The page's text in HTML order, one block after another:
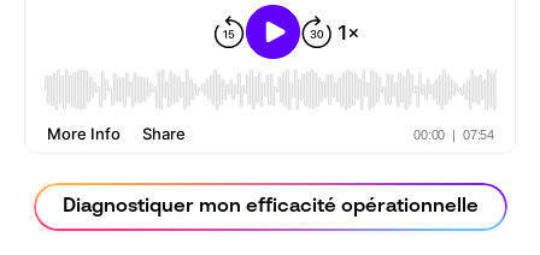
Diagnostiquer mon efficacité opérationnelle